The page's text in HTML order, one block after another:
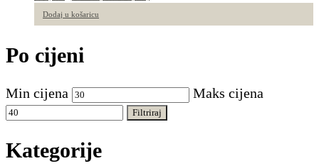
Dodaj u košaricu
Po cijeni
Min cijena Maks cijena
Filtriraj
Kategorije